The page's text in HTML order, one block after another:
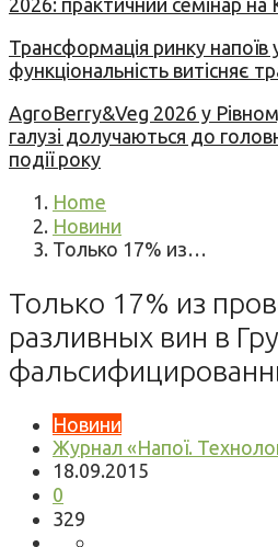
2026: практичний семінар на
Трансформація ринку напоїв
функціональність витісняє
AgroBerry&Veg 2026 у
галузі долучаються до
події року
Home
Новини
Только 17% из…
Только 17% из
разливных вин в
Новини
Журнал «Напої.
18.09.2015
0
329